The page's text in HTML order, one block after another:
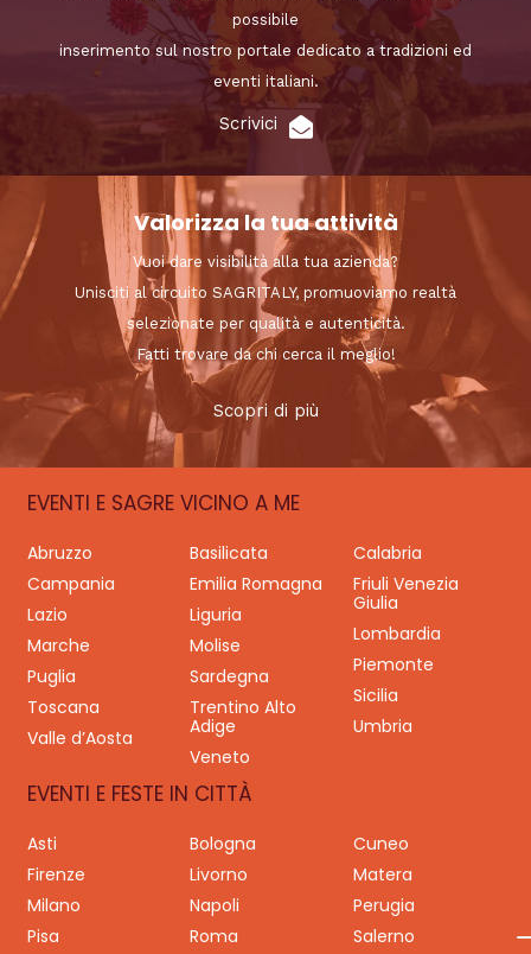
possibile
inserimento sul nostro portale dedicato a tradizioni ed
eventi italiani.
Scrivici
Valorizza la tua attività
Vuoi dare visibilità alla tua azienda?
Unisciti al circuito SAGRITALY, promuoviamo realtà
selezionate per qualità e autenticità.
Fatti trovare da chi cerca il meglio!
Scopri di più
EVENTI E SAGRE VICINO A ME
Abruzzo Basilicata
Calabria
Campania
Emilia Romagna
Friuli Venezia
Giulia
Lazio
Liguria
Lombardia
Marche
Molise
Piemonte
Puglia
Sardegna
Sicilia
Toscana
Trentino Alto
Adige
Umbria
Valle d’Aosta
Veneto
EVENTI E FESTE IN CITTÀ
Asti Bologna
Cuneo
Firenze
Livorno
Matera
Milano
Napoli
Perugia
Pisa
Roma
Salerno